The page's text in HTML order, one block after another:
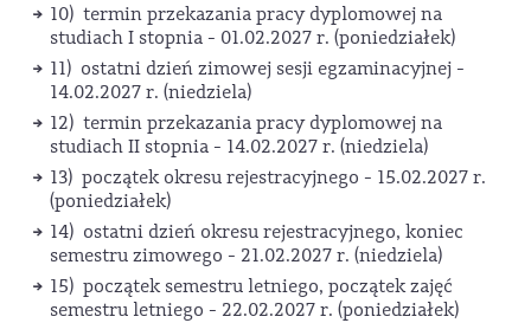
10) termin przekazania pracy dyplomowej na
studiach I stopnia - 01.02.2027 r. (poniedziałek)
11) ostatni dzień zimowej sesji egzaminacyjnej -
14.02.2027 r. (niedziela)
12) termin przekazania pracy dyplomowej na
studiach II stopnia - 14.02.2027 r. (niedziela)
13) początek okresu rejestracyjnego - 15.02.2027 r.
(poniedziałek)
14) ostatni dzień okresu rejestracyjnego, koniec
semestru zimowego - 21.02.2027 r. (niedziela)
15) początek semestru letniego, początek zajęć
semestru letniego - 22.02.2027 r. (poniedziałek)